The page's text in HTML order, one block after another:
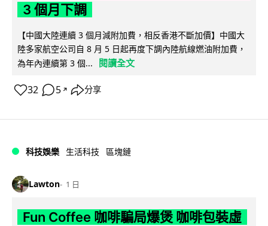
3 個月下調
【中國大陸連續 3 個月減附加費，相反香港不斷加價】中國大
陸多家航空公司自 8 月 5 日起再度下調內陸航線燃油附加費，
為年內連續第 3 個...
閱讀全文
32 5 ↗ 分享
科技娛樂 生活科技 區塊鏈
Lawton 1 日
Fun Coffee 咖啡騙局爆煲 咖啡包裝虛